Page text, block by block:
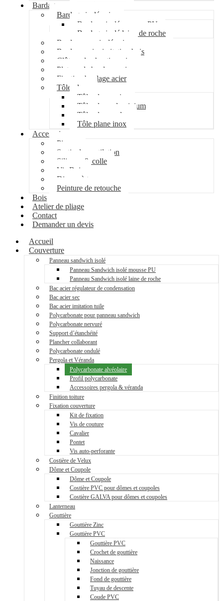
Bardage
Bardage isolé acier
Bardage isolé mousse PU
Bardage isolé laine de roche
Bardage non isolé acier
Bardage acier imitation bois
Clôture de chantier acier
Plateau de bardage acier
Fixation bardage acier
Tôle plane
Tôle plane acier
Tôle plane aluminium
Tôle plane galva
Tôle plane inox
Accessoires
Pipeco
Sortie de ventilation
Silicone & colle
Vis Bois
Disque à tronçonner
Peinture de retouche
Bois
Atelier de pliage
Contact
Demander un devis
Accueil
Couverture
Panneau sandwich isolé
Panneau Sandwich isolé mousse PU
Panneau Sandwich isolé laine de roche
Bac acier régulateur de condensation
Bac acier sec
Bac acier imitation tuile
Polycarbonate pour panneau sandwich
Polycarbonate nervuré
Support d’étanchéité
Plancher collaborant
Polycarbonate ondulé
Pergola et Véranda
Polycarbonate alvéolaire
Profil polycarbonate
Accessoires pergola & véranda
Finition toiture
Fixation couverture
Kit de fixation
Vis de couture
Cavalier
Pontet
Vis auto-perforante
Costière de Velux
Dôme et Coupole
Dôme et Coupole
Costière PVC pour dômes et coupoles
Costière GALVA pour dômes et coupoles
Lanterneau
Gouttière
Gouttière Zinc
Gouttière PVC
Gouttière PVC
Crochet de gouttière
Naissance
Jonction de gouttière
Fond de gouttière
Tuyau de descente
Coude PVC